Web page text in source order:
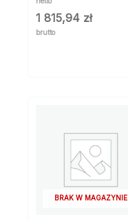
1 815,94 zł
brutto
BRAK W MAGAZYNIE